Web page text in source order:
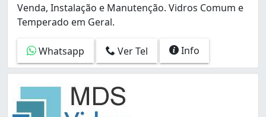
Venda, Instalação e Manutenção. Vidros Comum e
Temperado em Geral.
Whatsapp Ver Tel Info